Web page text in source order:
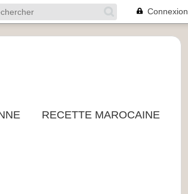
Connexion
RECETTE MAROCAINE